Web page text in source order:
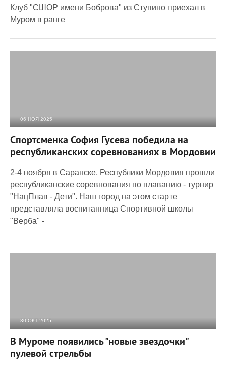
Клуб "СШОР имени Боброва" из Ступино приехал в
Муром в ранге
06 НОЯ 2025
Спортсменка София Гусева победила на
республиканских соревнованиях в Мордовии
2-4 ноября в Саранске, Республики Мордовия прошли
республиканские соревнования по плаванию - турнир
"НацПлав - Дети". Наш город на этом старте
представляла воспитанница Спортивной школы
"Верба" -
30 ОКТ 2025
В Муроме появились "новые звездочки"
пулевой стрельбы